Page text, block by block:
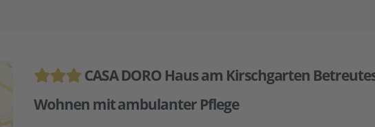
CASA DORO Haus am Kirschgarten
Wohnen mit ambulanter Pflege